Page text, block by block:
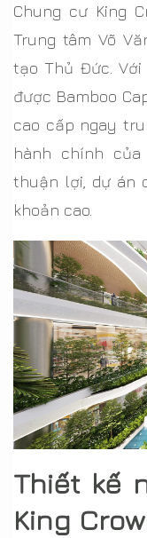
Chung cư King
Trung tâm Võ
tạo Thủ Đức.
được Bamboo
cao cấp ngay
hành chính
thuận lợi, dự án
khoản cao.
Thiết kế
King